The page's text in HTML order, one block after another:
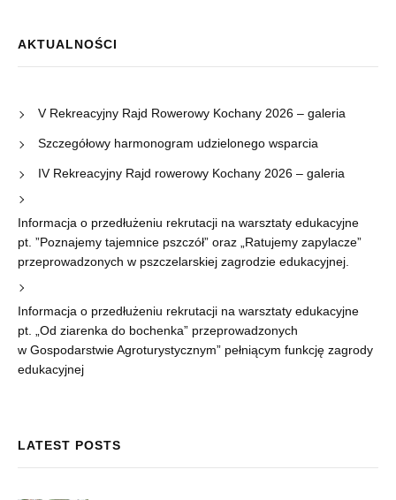
AKTUALNOŚCI
V Rekreacyjny Rajd Rowerowy Kochany 2026 – galeria
Szczegółowy harmonogram udzielonego wsparcia
IV Rekreacyjny Rajd rowerowy Kochany 2026 – galeria
Informacja o przedłużeniu rekrutacji na warsztaty edukacyjne
pt. ”Poznajemy tajemnice pszczół” oraz „Ratujemy zapylacze”
przeprowadzonych w pszczelarskiej zagrodzie edukacyjnej.
Informacja o przedłużeniu rekrutacji na warsztaty edukacyjne
pt. „Od ziarenka do bochenka” przeprowadzonych
w Gospodarstwie Agroturystycznym” pełniącym funkcję zagrody
edukacyjnej
LATEST POSTS